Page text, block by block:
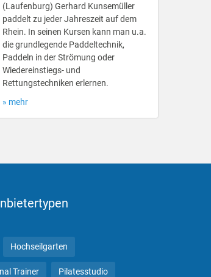
(Laufenburg) Gerhard Kunsemüller
paddelt zu jeder Jahreszeit auf dem
Rhein. In seinen Kursen kann man u.a.
die grundlegende Paddeltechnik,
Paddeln in der Strömung oder
Wiedereinstiegs- und
Rettungstechniken erlernen.
» mehr
Hochseilgarten
Trainer Pilatesstudio